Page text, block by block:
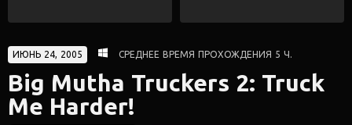
ИЮНЬ 24, 2005 СРЕДНЕЕ ВРЕМЯ ПРОХОЖДЕНИЯ 5 Ч.
Big Mutha Truckers 2: Truck
Me Harder!